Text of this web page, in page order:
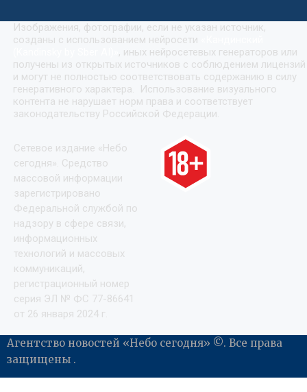
Изображения, фотографии, если не указан источник,
созданы с использованием нейросети
, иных нейросетевых генераторов или
получены из открытых источников с соблюдением лицензий
и могут не полностью соответствовать содержанию в силу
генеративного характера. Использование визуального
контента не нарушает норм права и соответствует
законодательству Российской Федерации.
Сетевое издание «Небо
сегодня». Средство
массовой информации
зарегистрировано
Федеральной службой по
надзору в сфере связи,
информационных
технологий и массовых
коммуникаций,
регистрационный номер
серия ЭЛ № ФС 77-86641
от 26 января 2024 г.
Агентство новостей «Небо сегодня» ©. Все права
защищены .